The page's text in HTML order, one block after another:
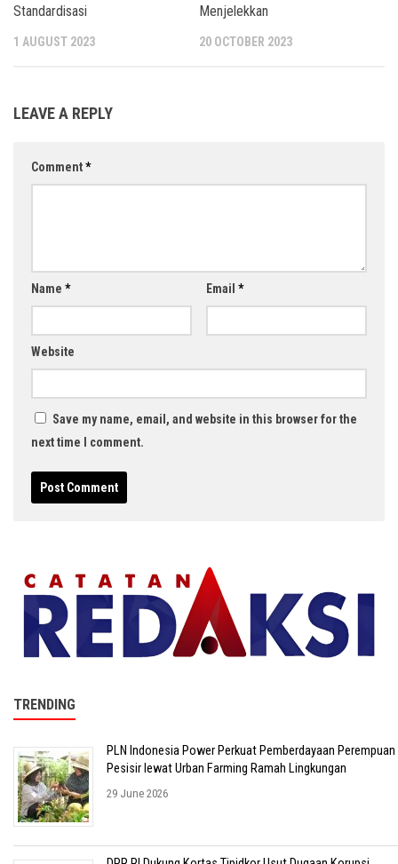
Standardisasi
1 AUGUST 2023
Menjelekkan
20 OCTOBER 2023
LEAVE A REPLY
Comment*
Name * Email *
Website
Save my name, email, and website in this browser for the
next time I comment.
TRENDING
PLN Indonesia Power Perkuat Pemberdayaan Perempuan
Pesisir lewat Urban Farming Ramah Lingkungan
29 June 2026